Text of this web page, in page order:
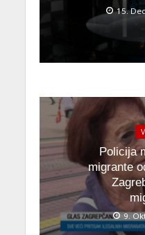
15.
Policija
migrante
9.